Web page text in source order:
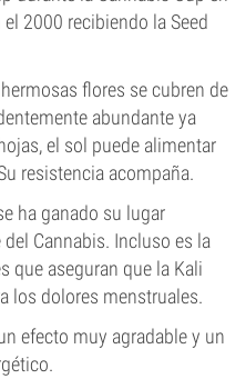
2000 recibiendo la Seed
flores se cubren de
abundante ya
el sol puede alimentar
resistencia acompaña.
ha ganado su lugar
Cannabis. Incluso es la
que aseguran que la Kali
los dolores menstruales.
efecto muy agradable y un